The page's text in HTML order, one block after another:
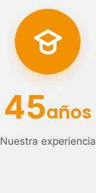
45años
Nuestra experiencia